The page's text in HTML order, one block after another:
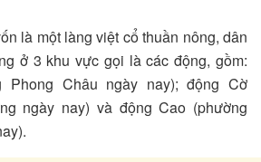
là một làng việt cổ thuần nông, dân
ở 3 khu vực gọi là các động, gồm:
Phong Châu ngày nay); động Cờ
ngày nay) và động Cao (phường